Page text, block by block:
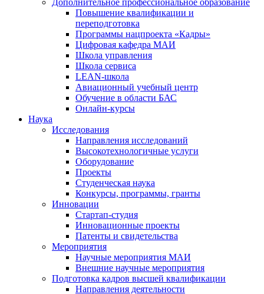
Дополнительное профессиональное образование
Повышение квалификации и
переподготовка
Программы нацпроекта «Кадры»
Цифровая кафедра МАИ
Школа управления
Школа сервиса
LEAN-школа
Авиационный учебный центр
Обучение в области БАС
Онлайн-курсы
Наука
Исследования
Направления исследований
Высокотехнологичные услуги
Оборудование
Проекты
Студенческая наука
Конкурсы, программы, гранты
Инновации
Стартап-студия
Инновационные проекты
Патенты и свидетельства
Мероприятия
Научные мероприятия МАИ
Внешние научные мероприятия
Подготовка кадров высшей квалификации
Направления деятельности